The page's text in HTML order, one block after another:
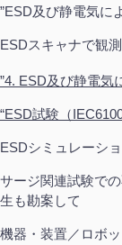
”ESD及び静電気に
ESDスキャナで観
”4. ESD及び静電気
“ESD試験（
ESDシミュレーシ
サージ関連試験で
生も勘案して
機器・装置／ロボ